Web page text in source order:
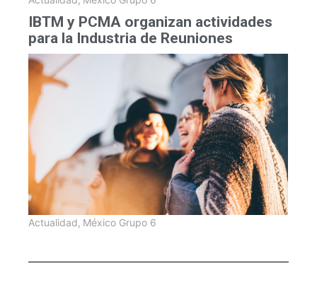
IBTM y PCMA organizan actividades
para la Industria de Reuniones
Actualidad, México Grupo 6